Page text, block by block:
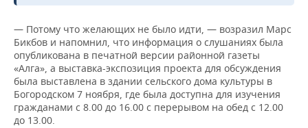
— Потому что желающих не было идти, — возразил Марс
Бикбов и напомнил, что информация о слушаниях была
опубликована в печатной версии районной газеты
«Алга», а выставка-экспозиция проекта для обсуждения
была выставлена в здании сельского дома культуры в
Богородском 7 ноября, где была доступна для изучения
гражданами с 8.00 до 16.00 с перерывом на обед с 12.00
до 13.00.